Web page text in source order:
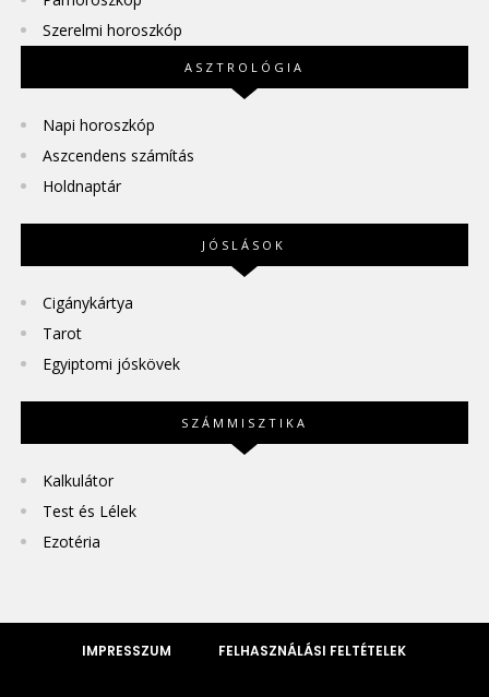
Szerelmi horoszkóp
ASZTROLÓGIA
Napi horoszkóp
Aszcendens számítás
Holdnaptár
JÓSLÁSOK
Cigánykártya
Tarot
Egyiptomi jóskövek
SZÁMMISZTIKA
Kalkulátor
Test és Lélek
Ezotéria
IMPRESSZUM FELHASZNÁLÁSI FELTÉTELEK